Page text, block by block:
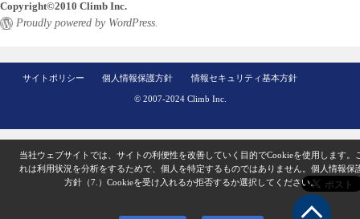
Copyright©2010 Climb Inc.
Proudly powered by WordPress.
サイトポリシー 個人情報保護方針 情報セキュリティ基本方針
© 2007-2024 Climb Inc.
当社ウェブサイトでは、サイトの利便性を改善していく目的でCookieを使用します。
れは利用状況を分析をするためで、個人を特定するものではありません。 個人情報保
方針（7.） Cookieを受け入れるか拒否するか選択してください。